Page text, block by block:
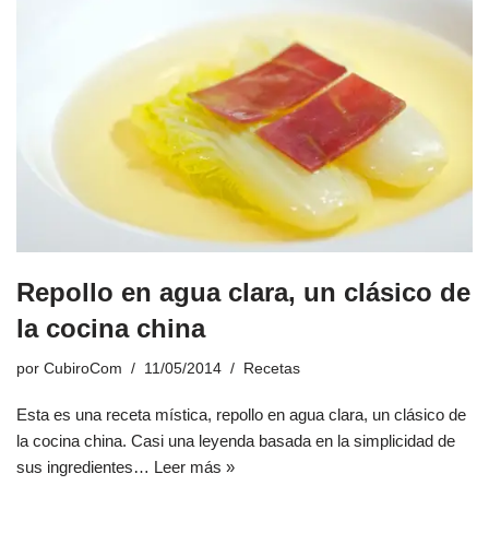
Repollo en agua clara, un clásico de
la cocina china
por CubiroCom 11/05/2014 Recetas
Esta es una receta mística, repollo en agua clara, un clásico de
la cocina china. Casi una leyenda basada en la simplicidad de
sus ingredientes… Leer más »